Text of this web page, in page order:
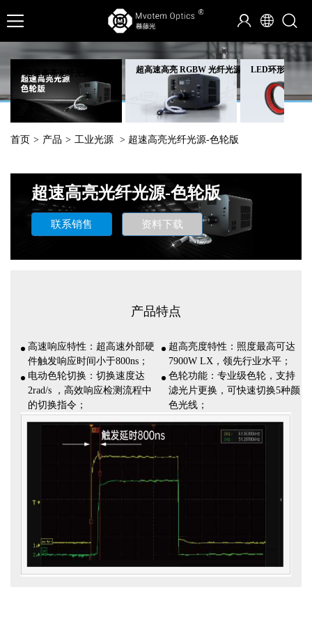
超速高亮光纤光源-色轮版 超高速高亮 RGBW 光纤光源 LED环形光源
首页 > 产品 > 工业光源 > 超速高亮光纤光源-色轮版
超速高亮光纤光源-色轮版
联系销售 资料下载
产品特点
高速响应特性：超高速外部硬
件触发响应时间小于800ns；
超高亮度特性：照度最高可达
7900W LX，领先行业水平；
电动色轮切换：切换速度达
2rad/s ，高效响应检测流程中
的切换指令；
色轮功能：专业级色轮，支持
滤光片更换，可快速切换5种颜
色光线；